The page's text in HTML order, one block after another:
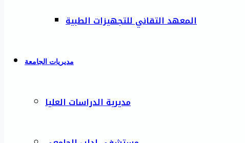
المعهد التقاني للتجهيزات الطبية
مديريات الجامعة
مديرية الدراسات العليا